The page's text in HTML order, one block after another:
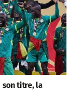
son titre, la